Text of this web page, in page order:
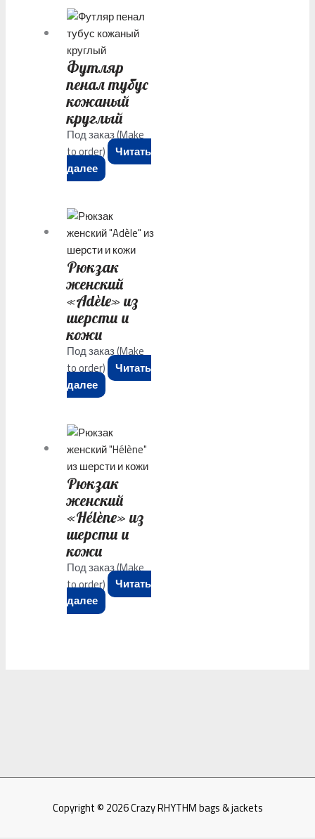
Футляр
пенал тубус
кожаный
круглый
Под заказ (Make
to order)
Читать
далее
Рюкзак
женский
«Adèle» из
шерсти и
кожи
Под заказ (Make
to order)
Читать
далее
Рюкзак
женский
«Hélène» из
шерсти и
кожи
Под заказ (Make
to order)
Читать
далее
Copyright © 2026Crazy RHYTHM bags & jackets